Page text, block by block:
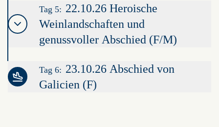
Tag 5: 22.10.26 Heroische
Weinlandschaften und
genussvoller Abschied (F/M)
Tag 6: 23.10.26 Abschied von
Galicien (F)